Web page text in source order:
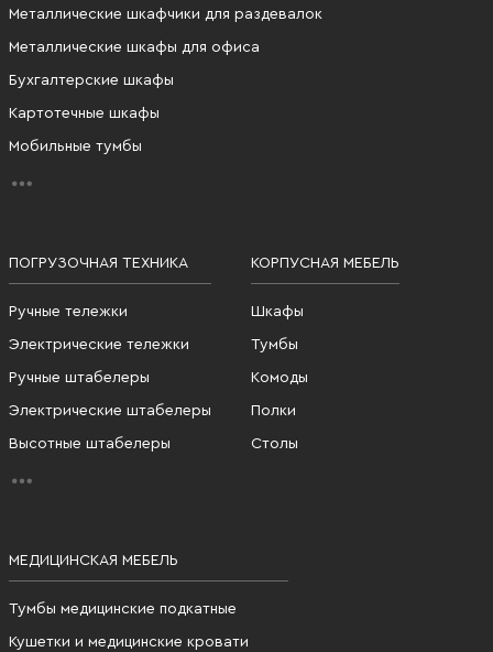
Металлические шкафчики для раздевалок
Металлические шкафы для офиса
Бухгалтерские шкафы
Картотечные шкафы
Мобильные тумбы
ПОГРУЗОЧНАЯ ТЕХНИКА
Ручные тележки
Электрические тележки
Ручные штабелеры
Электрические штабелеры
Высотные штабелеры
КОРПУСНАЯ МЕБЕЛЬ
Шкафы
Тумбы
Комоды
Полки
Столы
МЕДИЦИНСКАЯ МЕБЕЛЬ
Тумбы медицинские подкатные
Кушетки и медицинские кровати